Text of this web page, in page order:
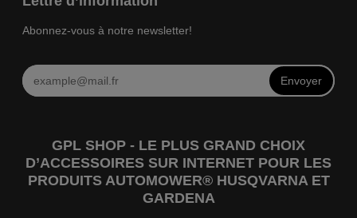
Abonnez-vous à notre newsletter!
Envoyer
GPL SHOP - LE PLUS GRAND CHOIX
D’ACCESSOIRES SUR INTERNET POUR LES
PRODUITS AUTOMOWER® HUSQVARNA ET
GARDENA